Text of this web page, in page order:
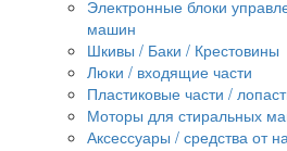
Электронные блоки
машин
Шкивы / Баки / Крестовины
Люки / входящие части
Пластиковые части /
Моторы для стиральных
Аксессуары / средства от